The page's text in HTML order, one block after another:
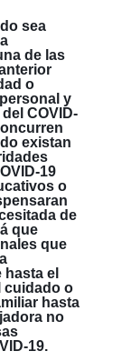
sea
de las
o
y
COVID-
existan
19
o
de
que
que
el
cuidado o
hasta
no
19.